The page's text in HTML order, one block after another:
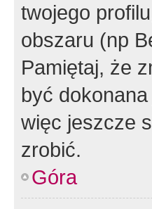
twojego
obszaru (np
Pamiętaj, że
być
więc jeszcze
zrobić.
Góra